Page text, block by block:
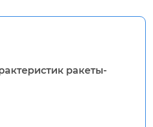
ракеты-